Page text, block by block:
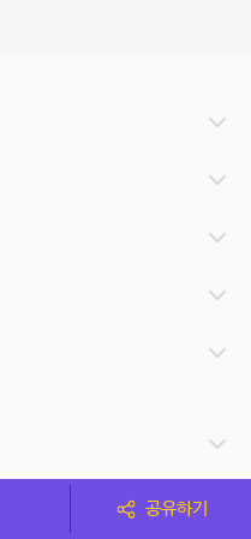
공유하기
당사자가 아닙니다. 따라서 스페이스클